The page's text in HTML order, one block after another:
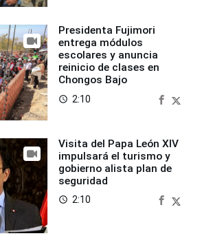
Presidenta Fujimori
entrega módulos
escolares y anuncia
reinicio de clases en
Chongos Bajo
access_time 2:10
Visita del Papa León XIV
impulsará el turismo y
gobierno alista plan de
seguridad
access_time 2:10